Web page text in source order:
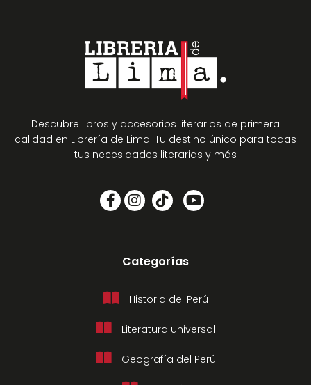
Descubre libros y accesorios literarios de primera
calidad en Librería de Lima. Tu destino único para todas
tus necesidades literarias y más
Categorías
Historia del Perú
Literatura universal
Geografía del Perú